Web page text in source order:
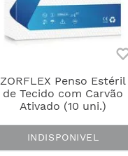
ZORFLEX Penso Estéril
de Tecido com Carvão
Ativado (10 uni.)
INDISPONIVEL